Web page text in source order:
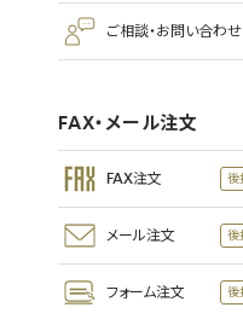
ご相談・お問い合わせ
FAX・メール注文
FAX注文
メール注文
フォーム注文